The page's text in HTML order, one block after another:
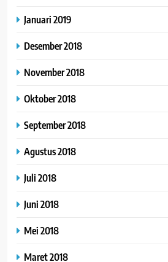
Januari 2019
Desember 2018
November 2018
Oktober 2018
September 2018
Agustus 2018
Juli 2018
Juni 2018
Mei 2018
Maret 2018